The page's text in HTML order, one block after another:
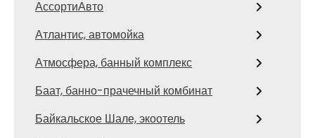
АссортиАвто
Атлантис, автомойка
Атмосфера, банный комплекс
Баат, банно-прачечный комбинат
Байкальское Шале, экоотель